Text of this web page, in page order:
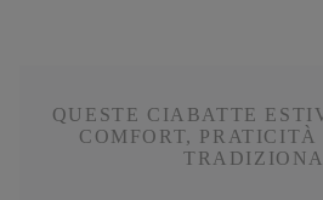
QUESTE CIABATTE
COMFORT,